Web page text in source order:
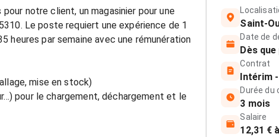
notre client, un magasinier pour une
Le poste requiert une expérience de 1
heures par semaine avec une rémunération
mise en stock)
pour le chargement, déchargement et le
Saint-
Date de
Dès
Contrat
Intérim
Durée du
3 mois
Salaire
12,31 €